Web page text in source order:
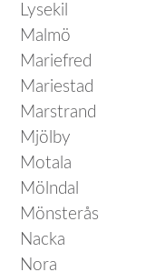
Lysekil
Malmö
Mariefred
Mariestad
Marstrand
Mjölby
Motala
Mölndal
Mönsterås
Nacka
Nora